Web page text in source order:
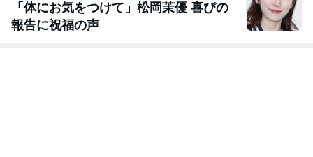
「体にお気をつけて」松岡茉優 喜びの
報告に祝福の声